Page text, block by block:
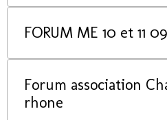
FORUM ME 10 et 11
Forum association
rhone